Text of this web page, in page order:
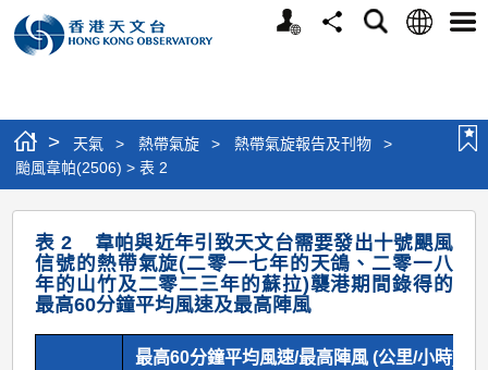
個
分
搜
語
選
> 天氣 > 熱帶氣旋 > 熱帶氣旋報告及刊物
>
颱風韋帕(2506) > 表 2
颱
風
韋
帕
表 2 韋帕與近年引致天文台需要發出十號颶風
信號的熱帶氣旋(二零一七年的天鴿、二零一八
年的山竹及二零二三年的蘇拉)襲港期間錄得的
最高60分鐘平均風速及最高陣風
最高60分鐘平均風速/最高陣風 (公里/小時)